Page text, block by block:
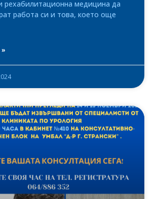
рехабилитационна медицина да
работа си и това, което още